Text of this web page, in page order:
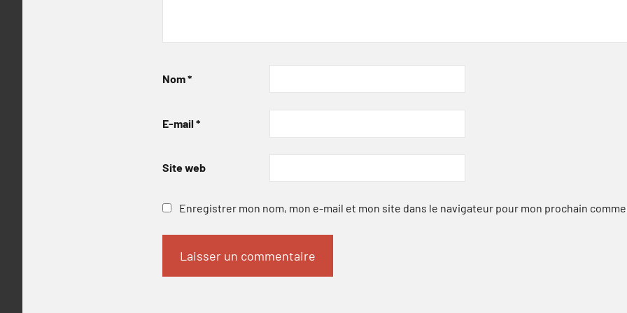
Nom*
E-mail *
Site web
Enregistrer mon nom, mon e-mail et mon site dans le navigateur pour mon prochain